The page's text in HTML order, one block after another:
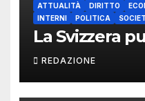
ATTUALITÀ DIRITTO
INTERNI
POLITICA
La Svizzera
REDAZIONE